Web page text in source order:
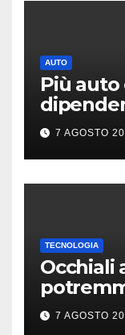
AUTO
Più
che7 AGOSTO
TECNOLOGIA
Occhiali
oggi è
7 AGOSTO